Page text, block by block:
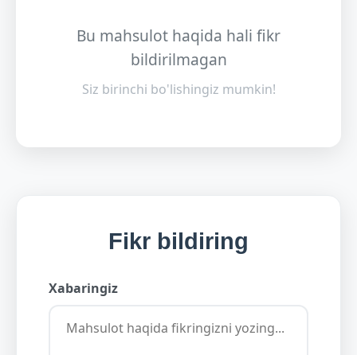
Bu mahsulot haqida hali fikr
bildirilmagan
Siz birinchi bo'lishingiz mumkin!
Fikr bildiring
Xabaringiz